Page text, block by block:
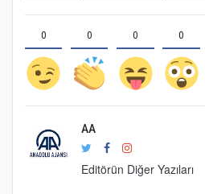
0 0 0 0
AA
Editörün Diğer Yazıları